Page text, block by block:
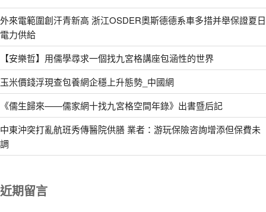
外來電範圍創汗青新高 浙江OSDER奧斯德德系車多措并舉保證夏日
電力供給
【安樂哲】用儒學尋求一個找九宮格講座包涵性的世界
玉米價錢浮現查包養網企穩上升態勢_中國網
《儒生歸來——儒家網十找九宮格空間年錄》出書暨后記
中東沖突打亂航班秀傳醫院供膳 業者：游玩保險咨詢增添但保費未
調
近期留言